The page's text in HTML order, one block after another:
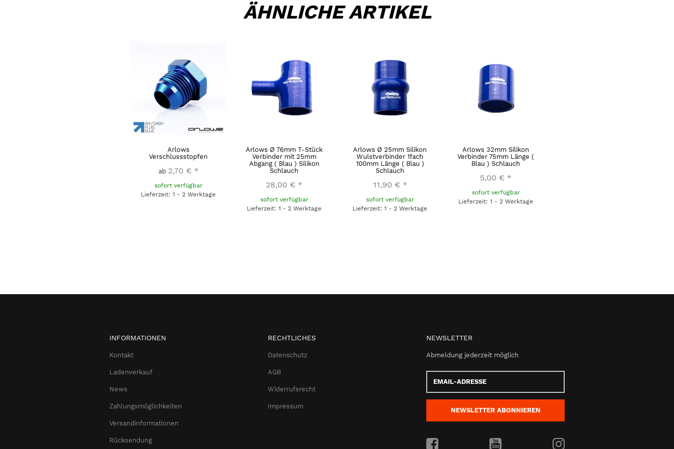
ÄHNLICHE ARTIKEL
Arlows
Verschlussstopfen
ab 2,70 € *
sofort verfügbar
Lieferzeit: 1 - 2 Werktage
Arlows Ø 76mm T-Stück
Verbinder mit 25mm
Abgang ( Blau ) Silikon
Schlauch
28,00 € *
sofort verfügbar
Lieferzeit: 1 - 2 Werktage
Arlows Ø 25mm Silikon
Wulstverbinder 1fach
100mm Länge ( Blau )
Schlauch
11,90 € *
sofort verfügbar
Lieferzeit: 1 - 2 Werktage
Arlows 32mm Silikon
Verbinder 75mm Länge (
Blau ) Schlauch
5,00 € *
sofort verfügbar
Lieferzeit: 1 - 2 Werktage
INFORMATIONEN
Kontakt
Ladenverkauf
News
Zahlungsmöglichkeiten
Versandinformationen
Rücksendung
RECHTLICHES
Datenschutz
AGB
Widerrufsrecht
Impressum
NEWSLETTER
Abmeldung jederzeit möglich
Email-
Adresse
NEWSLETTER ABONNIEREN